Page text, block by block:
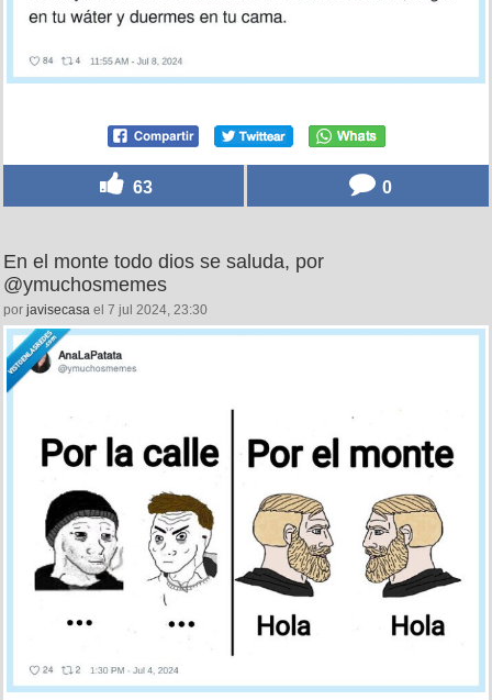
63 0
En el monte todo dios se saluda, por
@ymuchosmemes
por javisecasa el 7 jul 2024, 23:30